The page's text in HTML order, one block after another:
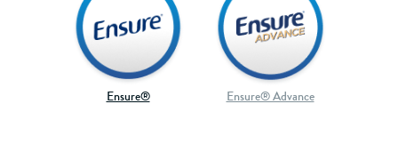
Ensure® Ensure® Advance